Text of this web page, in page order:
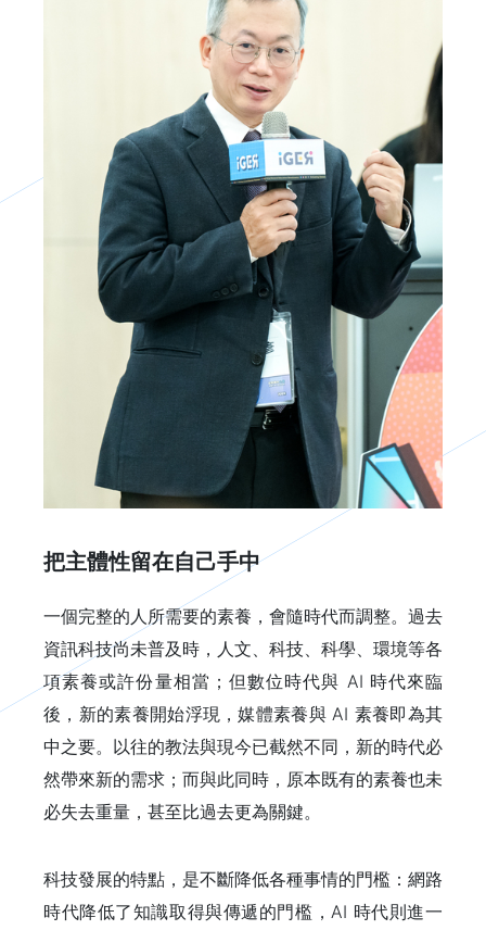
把主體性留在自己手中
一個完整的人所需要的素養，會隨時代而調整。過去
資訊科技尚未普及時，人文、科技、科學、環境等各
項素養或許份量相當；但數位時代與 AI 時代來臨
後，新的素養開始浮現，媒體素養與 AI 素養即為其
中之要。以往的教法與現今已截然不同，新的時代必
然帶來新的需求；而與此同時，原本既有的素養也未
必失去重量，甚至比過去更為關鍵。
科技發展的特點，是不斷降低各種事情的門檻：網路
時代降低了知識取得與傳遞的門檻，AI 時代則進一